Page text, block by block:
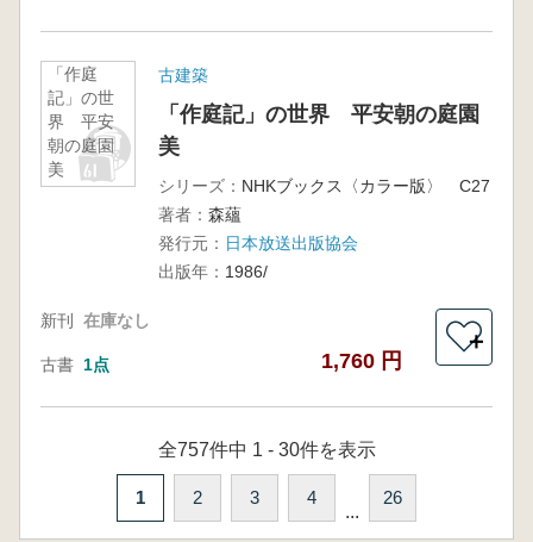
「作庭
記」の世
界 平安
朝の庭園
美
古建築
「作庭記」の世界 平安朝の庭園
美
シリーズ： NHKブックス〈カラー版〉 C27
著者： 森蘊
発行元： 日本放送出版協会
出版年： 1986/
新刊 在庫なし
古書 1点 1,760 円
＋
全757件中 1 - 30件を表示
1 2 3 4
...
26